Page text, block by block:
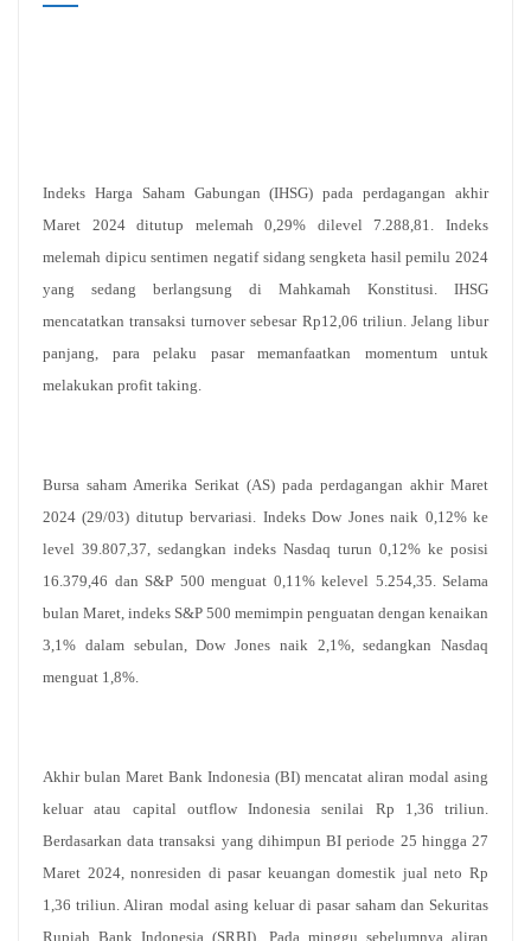
Indeks Harga Saham Gabungan (IHSG) pada perdagangan akhir
Maret 2024 ditutup melemah 0,29% dilevel 7.288,81. Indeks
melemah dipicu sentimen negatif sidang sengketa hasil pemilu 2024
yang sedang berlangsung di Mahkamah Konstitusi. IHSG
mencatatkan transaksi turnover sebesar Rp12,06 triliun. Jelang libur
panjang, para pelaku pasar memanfaatkan momentum untuk
melakukan profit taking.
Bursa saham Amerika Serikat (AS) pada perdagangan akhir Maret
2024 (29/03) ditutup bervariasi. Indeks Dow Jones naik 0,12% ke
level 39.807,37, sedangkan indeks Nasdaq turun 0,12% ke posisi
16.379,46 dan S&P 500 menguat 0,11% kelevel 5.254,35. Selama
bulan Maret, indeks S&P 500 memimpin penguatan dengan kenaikan
3,1% dalam sebulan, Dow Jones naik 2,1%, sedangkan Nasdaq
menguat 1,8%.
Akhir bulan Maret Bank Indonesia (BI) mencatat aliran modal asing
keluar atau capital outflow Indonesia senilai Rp 1,36 triliun.
Berdasarkan data transaksi yang dihimpun BI periode 25 hingga 27
Maret 2024, nonresiden di pasar keuangan domestik jual neto Rp
1,36 triliun. Aliran modal asing keluar di pasar saham dan Sekuritas
Rupiah Bank Indonesia (SRBI). Pada minggu sebelumnya aliran